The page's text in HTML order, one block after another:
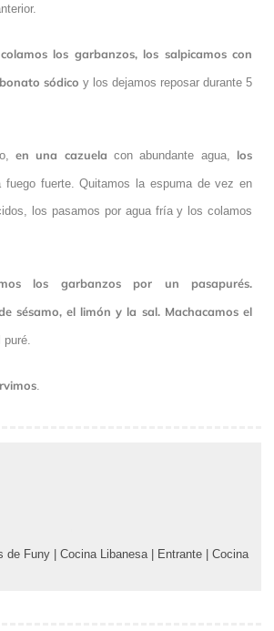
colamos los garbanzos, los salpicamos con
sódico y los dejamos reposar durante 5
en una cazuela con abundante agua,
los
fuego fuerte. Quitamos la espuma de vez en
los pasamos por agua fría y los colamos
los garbanzos por un pasapurés.
sésamo, el limón y la sal. Machacamos el
puré.
de Funy Cocina Libanesa Entrante
Cocina